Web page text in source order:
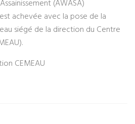
(AWASA)
achevée avec la pose de la
siégé de la direction du Centre
CEMEAU